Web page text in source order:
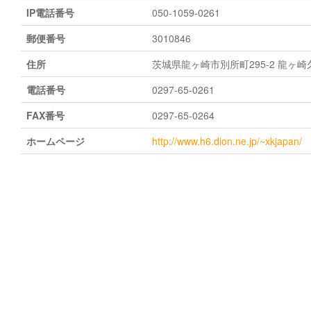
IP電話番号
050-1059-0261
郵便番号
3010846
住所
茨城県龍ヶ崎市別所町295-2 龍ヶ崎
電話番号
0297-65-0261
FAX番号
0297-65-0264
ホームページ
http://www.h6.dion.ne.jp/~xkjapan/